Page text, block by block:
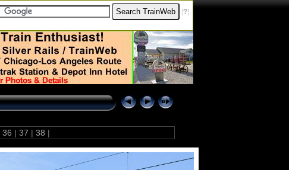
[?]
36 | 37 | 38 |